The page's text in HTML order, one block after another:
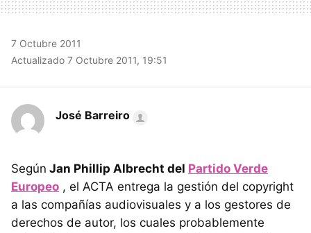
7 Octubre 2011
Actualizado 7 Octubre 2011, 19:51
José Barreiro
Según Jan Phillip Albrecht del Partido Verde
Europeo , el ACTA entrega la gestión del copyright
a las compañías audiovisuales y a los gestores de
derechos de autor, los cuales probablemente